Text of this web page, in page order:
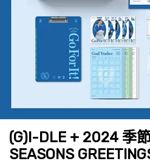
(G)I-DLE + 2024 季
SEASONS